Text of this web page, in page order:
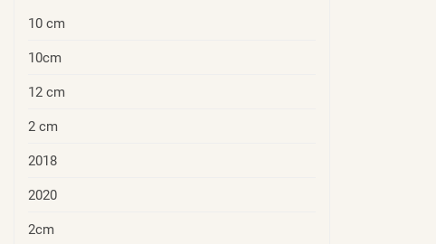
10 cm
10cm
12 cm
2 cm
2018
2020
2cm